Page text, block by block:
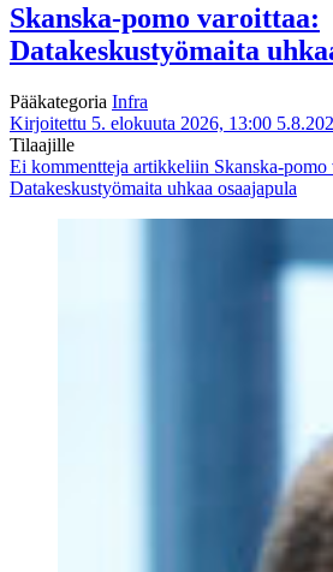
Skanska-pomo varoittaa:
Datakeskustyömaita
Pääkategoria Infra
Kirjoitettu 5. elokuuta 2026, 13:00
Tilaajille
Ei kommentteja artikkeliin Skanska-pomo
Datakeskustyömaita uhkaa osaajapula